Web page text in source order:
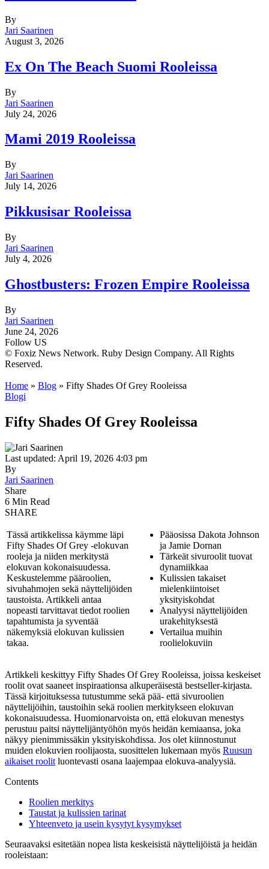
By
Jari Saarinen
August 3, 2026
Ex On The Beach Suomi Rooleissa
By
Jari Saarinen
July 24, 2026
Mami 2019 Rooleissa
By
Jari Saarinen
July 14, 2026
Pikkusisar Rooleissa
By
Jari Saarinen
July 4, 2026
Ghostbusters: Frozen Empire Rooleissa
By
Jari Saarinen
June 24, 2026
Follow US
© Foxiz News Network. Ruby Design Company. All Rights
Reserved.
Home » Blog » Fifty Shades Of Grey Rooleissa
Blogi
Fifty Shades Of Grey Rooleissa
Last updated: April 19, 2026 4:03 pm
By
Jari Saarinen
Share
6 Min Read
SHARE
Tässä artikkelissa käymme läpi
Fifty Shades Of Grey -elokuvan
rooleja ja niiden merkitystä
elokuvan kokonaisuudessa.
Keskustelemme pääroolien,
sivuhahmojen sekä näyttelijöiden
taustoista. Artikkeli antaa
nopeasti tarvittavat tiedot roolien
tapahtumista ja syventää
näkemyksiä elokuvan kulissien
takaa.
Pääosissa Dakota Johnson
ja Jamie Dornan
Tärkeät sivuroolit tuovat
dynamiikkaa
Kulissien takaiset
mielenkiintoiset
yksityiskohdat
Analyysi näyttelijöiden
urakehityksestä
Vertailua muihin
roolielokuviin
Artikkeli keskittyy Fifty Shades Of Grey Rooleissa, joissa keskeiset
roolit ovat saaneet inspiraationsa alkuperäisestä bestseller-kirjasta.
Tässä kirjoituksessa tutustumme sekä pää- että sivuroolien
näyttelijöihin, taustoihin sekä roolien merkitykseen elokuvan
kokonaisuudessa. Huomionarvoista on, että elokuvan menestys
perustuu paitsi näyttelijäntyöhön myös heidän kemiaansa, joka
näkyy pienimmissäkin yksityiskohdissa. Jos olet kiinnostunut
muiden elokuvien roolijaosta, suosittelen lukemaan myös Ruusun
aikaiset roolit luontevasti osana laajempaa elokuva-analyysiä.
Contents
Roolien merkitys
Taustat ja kulissien tarinat
Yhteenveto ja usein kysytyt kysymykset
Seuraavaksi esitetään nopea lista keskeisistä näyttelijöistä ja heidän
rooleistaan: